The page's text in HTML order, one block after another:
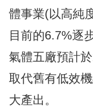
體事業(以高純
目前的6.7%逐
氣體五廠預計
取代舊有低效
大產出。